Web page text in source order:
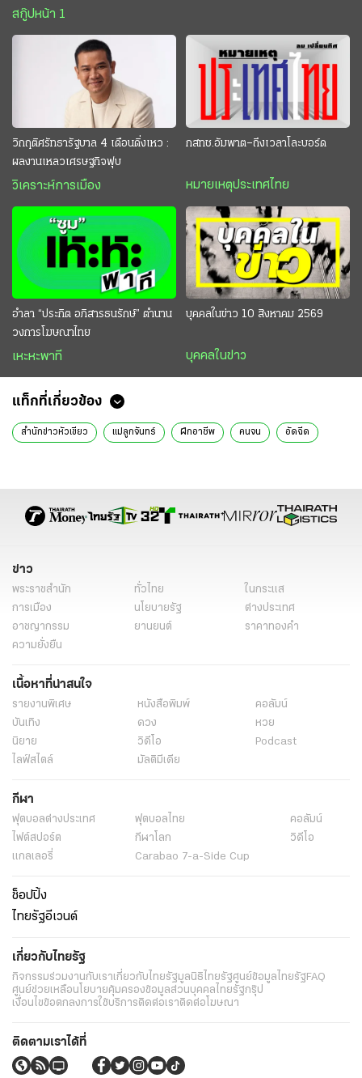
สกู๊ปหน้า 1
วิกฤติศรัทธารัฐบาล 4 เดือนดิ่งเหว :
ผลงานเหลวเศรษฐกิจฟุบ
วิเคราะห์การเมือง
กสทช.อัมพาต–ถึงเวลาโละบอร์ด
หมายเหตุประเทศไทย
อำลา “ประกิต อภิสารธนรักษ์” ตำนาน
วงการโฆษณาไทย
เหะหะพาที
บุคคลในข่าว 10 สิงหาคม 2569
บุคคลในข่าว
แท็กที่เกี่ยวข้อง
สำนักข่าวหัวเขียว แม่ลูกจันทร์ ฝึกอาชีพ คนจน อัดฉีด
ข่าว
พระราชสำนัก ทั่วไทย
ในกระแส
การเมือง
นโยบายรัฐ
ต่างประเทศ
อาชญากรรม
ยานยนต์
ราคาทองคำ
ความยั่งยืน
เนื้อหาที่น่าสนใจ
รายงานพิเศษ หนังสือพิมพ์
คอลัมน์
บันเทิง
ดวง
หวย
นิยาย
วิดีโอ
Podcast
ไลฟ์สไตล์
มัลติมีเดีย
กีฬา
ฟุตบอลต่่างประเทศ ฟุตบอลไทย
คอลัมน์
ไฟต์สปอร์ต
กีฬาโลก
วิดีโอ
แกลเลอรี่
Carabao 7-a-Side Cup
ช็อปปิ้ง
ไทยรัฐอีเวนต์
เกี่ยวกับไทยรัฐ
กิจกรรมร่วมงานกับเราเกี่ยวกับไทยรัฐมูลนิธิไทยรัฐศูนย์ข้อมูลไทยรัฐFAQ
ศูนย์ช่วยเหลือนโยบายคุ้มครองข้อมูลส่วนบุคคลไทยรัฐกรุ๊ป
เงื่อนไขข้อตกลงการใช้บริการติดต่อเราติดต่อโฆษณา
ติดตามเราได้ที่